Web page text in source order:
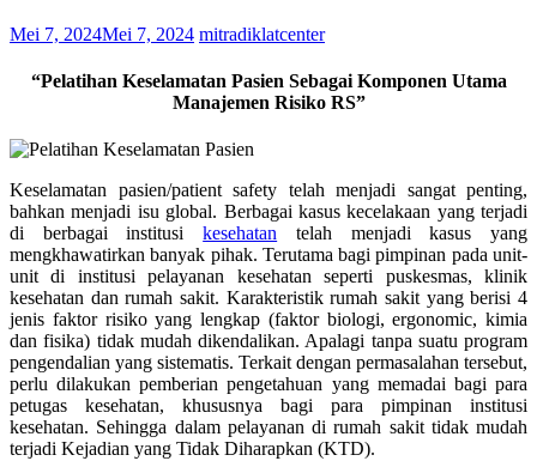
Mei 7, 2024Mei 7, 2024 mitradiklatcenter
“Pelatihan Keselamatan Pasien Sebagai Komponen Utama
Manajemen Risiko RS”
Keselamatan pasien/patient safety telah menjadi sangat penting,
bahkan menjadi isu global. Berbagai kasus kecelakaan yang terjadi
di berbagai institusikesehatan telah menjadi kasus yang
mengkhawatirkan banyak pihak. Terutama bagi pimpinan pada unit-
unit di institusi pelayanan kesehatan seperti puskesmas, klinik
kesehatan dan rumah sakit. Karakteristik rumah sakit yang berisi 4
jenis faktor risiko yang lengkap (faktor biologi, ergonomic, kimia
dan fisika) tidak mudah dikendalikan. Apalagi tanpa suatu program
pengendalian yang sistematis. Terkait dengan permasalahan tersebut,
perlu dilakukan pemberian pengetahuan yang memadai bagi para
petugas kesehatan, khususnya bagi para pimpinan institusi
kesehatan. Sehingga dalam pelayanan di rumah sakit tidak mudah
terjadi Kejadian yang Tidak Diharapkan (KTD).